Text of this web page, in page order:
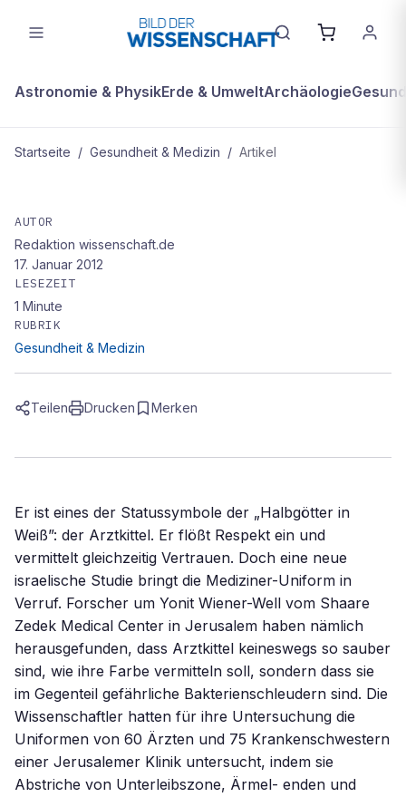
Astronomie & PhysikErde & UmweltArchäologie
Startseite / Gesundheit & Medizin / Artikel
Gefährlicher arztkittel
AUTOR
Redaktion wissenschaft.de
17. Januar 2012
LESEZEIT
1 Minute
RUBRIK
Gesundheit & Medizin
Teilen Drucken Merken
Er ist eines der Statussymbole der „Halbgötter in
Weiß”: der Arztkittel. Er flößt Respekt ein und
vermittelt gleichzeitig Vertrauen. Doch eine neue
israelische Studie bringt die Mediziner-Uniform in
Verruf. Forscher um Yonit Wiener-Well vom Shaare
Zedek Medical Center in Jerusalem haben nämlich
herausgefunden, dass Arztkittel keineswegs so sauber
sind, wie ihre Farbe vermitteln soll, sondern dass sie
im Gegenteil gefährliche Bakterienschleudern sind. Die
Wissenschaftler hatten für ihre Untersuchung die
Uniformen von 60 Ärzten und 75 Krankenschwestern
einer Jerusalemer Klinik untersucht, indem sie
Abstriche von Unterleibszone, Ärmel- enden und